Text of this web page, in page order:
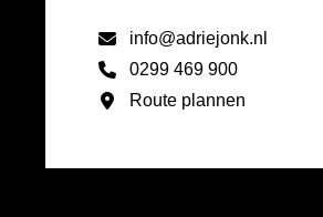
info@adriejonk.nl
0299 469 900
Route plannen